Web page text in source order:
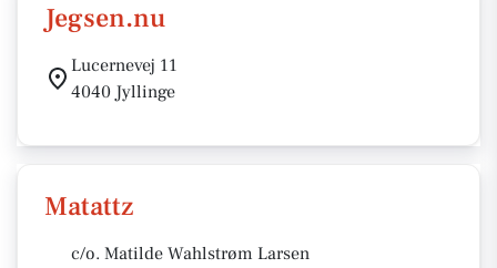
Jegsen.nu
Lucernevej 11
4040 Jyllinge
Matattz
c/o. Matilde Wahlstrøm Larsen